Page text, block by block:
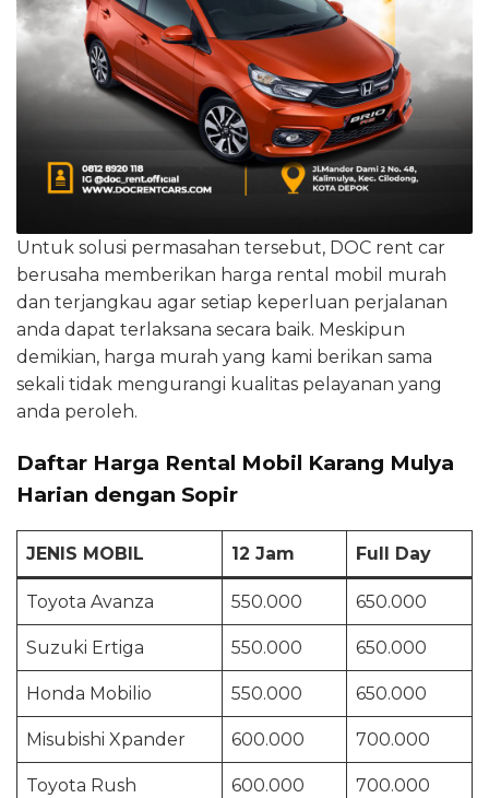
Untuk solusi permasahan tersebut, DOC rent car
berusaha memberikan harga rental mobil murah
dan terjangkau agar setiap keperluan perjalanan
anda dapat terlaksana secara baik. Meskipun
demikian, harga murah yang kami berikan sama
sekali tidak mengurangi kualitas pelayanan yang
anda peroleh.
Daftar Harga Rental Mobil Karang Mulya
Harian dengan Sopir
JENIS MOBIL 12 Jam Full Day
Toyota Avanza 550.000 650.000
Suzuki Ertiga 550.000 650.000
Honda Mobilio 550.000 650.000
Misubishi Xpander 600.000 700.000
Toyota Rush 600.000 700.000